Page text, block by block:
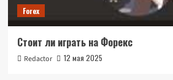
Forex
Стоит ли играть на Форекс
Redactor 12 мая 2025